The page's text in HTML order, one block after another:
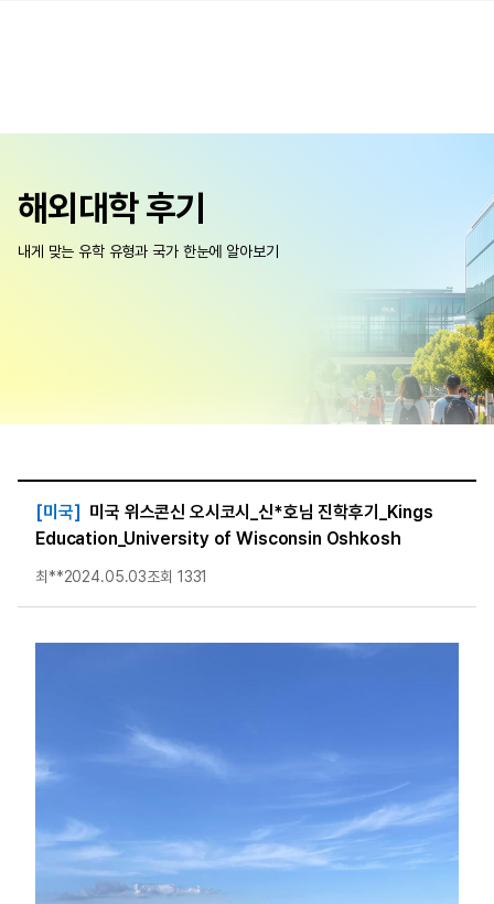
해외대학 후기
내게 맞는 유학 유형과 국가 한눈에 알아보기
[미국] 미국 위스콘신 오시코시_신*호님 진학후기_Kings
Education_University of Wisconsin Oshkosh
최**2024.05.03조회 1331